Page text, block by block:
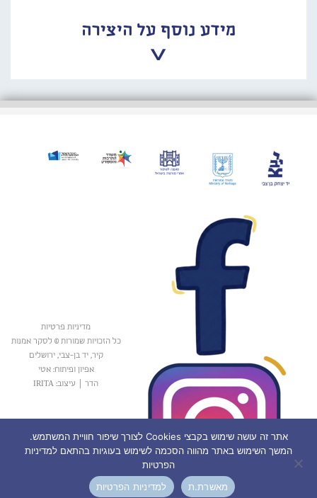
מידע נוסף על היצירה
מדיניות פרטיות
כל הזכויות שמורות © לסקר אמנות
קיר, יד בן-צבי, ירושלים
אפיון ופיתוח: אטי
הדר
עיצוב: IRITA
אתר זה עושה שימוש בקבצי Cookies לצורך שיפור חוויית המשתמש.
המשך השימוש באתר מהווה הסכמה לשימוש בעוגיות בהתאם למדיניות
הפרטיות
מאשרת.ת
למדיניות הפרטיות